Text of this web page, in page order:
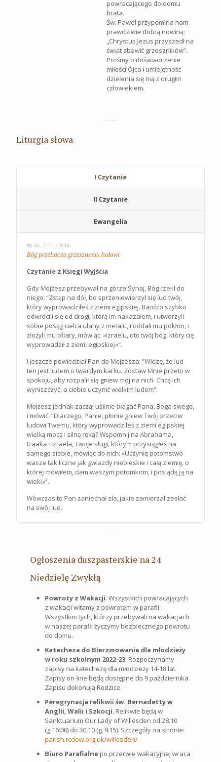
powracającego do domu
brata.
Św. Paweł przypomina nam
prawdziwie dobrą nowiną:
„Chrystus Jezus przyszedł na
świat zbawić grzeszników”.
Prośmy o doświadczenie
miłości Ojca i umiejętność
dzielenia się nią z drugim
człowiekiem.
Liturgia słowa
I Czytanie
II Czytanie
Ewangelia
Wj 32, 7-11. 13-14
Bóg przebacza grzesznemu ludowi
Czytanie z Księgi Wyjścia
Gdy Mojżesz przebywał na górze Synaj, Bóg rzekł do
niego: ”Zstąp na dół, bo sprzeniewierzył się lud twój,
który wyprowadziłeś z ziemi egipskiej. Bardzo szybko
odwrócili się od drogi, którą im nakazałem, i utworzyli
sobie posąg cielca ulany z metalu, i oddali mu pokłon, i
złożyli mu ofiary, mówiąc: »Izraelu, oto twój bóg, który cię
wyprowadził z ziemi egipskiej«”.
I jeszcze powiedział Pan do Mojżesza: ”Widzę, że lud
ten jest ludem o twardym karku. Zostaw Mnie przeto w
spokoju, aby rozpalił się gniew mój na nich. Chcę ich
wyniszczyć, a ciebie uczynić wielkim ludem”.
Mojżesz jednak zaczął usilnie błagać Pana, Boga swego,
i mówić: ”Dlaczego, Panie, płonie gniew Twój przeciw
ludowi Twemu, który wyprowadziłeś z ziemi egipskiej
wielką mocą i silną ręką? Wspomnij na Abrahama,
Izaaka i Izraela, Twoje sługi, którym przysiągłeś na
samego siebie, mówiąc do nich: »Uczynię potomstwo
wasze tak liczne jak gwiazdy niebieskie i całą ziemię, o
której mówiłem, dam waszym potomkom, i posiądą ją na
wieki«”.
Wówczas to Pan zaniechał zła, jakie zamierzał zesłać
na swój lud.
Ogłoszenia duszpasterskie na 24
Niedzielę Zwykłą
Powroty z Wakacji. Wszystkich powracających
z wakacji witamy z powrotem w parafii.
Wszystkim tych, którzy przebywali na wakacjach
w naszej parafii życzymy bezpiecznego powrotu
do domu.
Katecheza do Bierzmowania dla młodzieży
w roku szkolnym 2022-23. Rozpoczynamy
zapisy na katechezę dla młodzieży 14-18 lat.
Zapisy on-line będą dostępne do 9 października.
Zapisu dokonują Rodzice.
Peregrynacja relikwii św. Bernadetty w
Anglii, Walii i Szkocji. Relikwie będą w
Sanktuarium Our Lady of Willesden od 28.10
(g.16:00) do 30.10 (g. 9:15). Szczegóły na stronie:
parish.rcdow.org.uk/willesden/
Biuro Parafialne po przerwie wakacyjnej wraca